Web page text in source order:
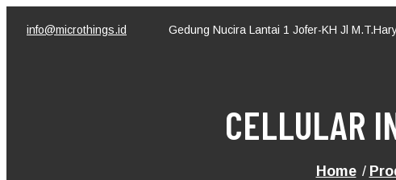
content
info@microthings.id Gedung Nucira Lantai 1 Jofer-KH Jl
CELLULAR
Home